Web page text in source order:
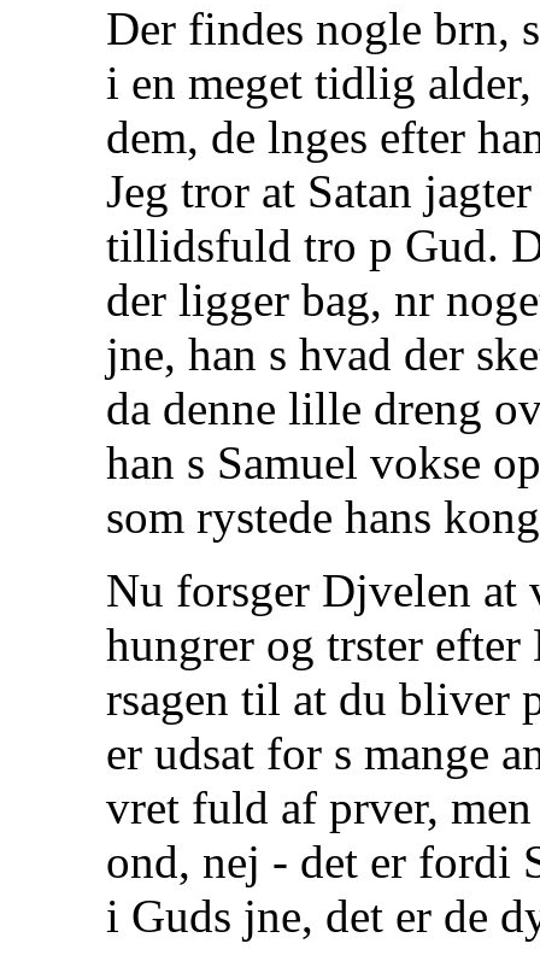
Der findes nogle brn,
i en meget tidlig
dem, de lnges efter
Jeg tror at Satan
tillidsfuld tro p Gud.
der ligger bag, nr
jne, han s hvad der
da denne lille dreng
han s Samuel vokse
som rystede hans
Nu forsger Djvelen at
hungrer og trster
rsagen til at du bliver
er udsat for s mange
vret fuld af prver,
ond, nej - det er fordi
i Guds jne, det er de